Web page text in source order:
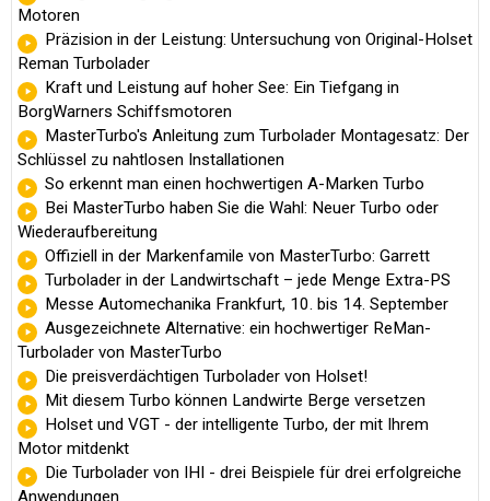
Motoren
Präzision in der Leistung: Untersuchung von Original-Holset
Reman Turbolader
Kraft und Leistung auf hoher See: Ein Tiefgang in
BorgWarners Schiffsmotoren
MasterTurbo's Anleitung zum Turbolader Montagesatz: Der
Schlüssel zu nahtlosen Installationen
So erkennt man einen hochwertigen A-Marken Turbo
Bei MasterTurbo haben Sie die Wahl: Neuer Turbo oder
Wiederaufbereitung
Offiziell in der Markenfamile von MasterTurbo: Garrett
Turbolader in der Landwirtschaft – jede Menge Extra-PS
Messe Automechanika Frankfurt, 10. bis 14. September
Ausgezeichnete Alternative: ein hochwertiger ReMan-
Turbolader von MasterTurbo
Die preisverdächtigen Turbolader von Holset!
Mit diesem Turbo können Landwirte Berge versetzen
Holset und VGT - der intelligente Turbo, der mit Ihrem
Motor mitdenkt
Die Turbolader von IHI - drei Beispiele für drei erfolgreiche
Anwendungen